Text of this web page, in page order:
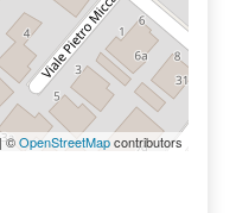
| ©OpenStreetMapcontributors